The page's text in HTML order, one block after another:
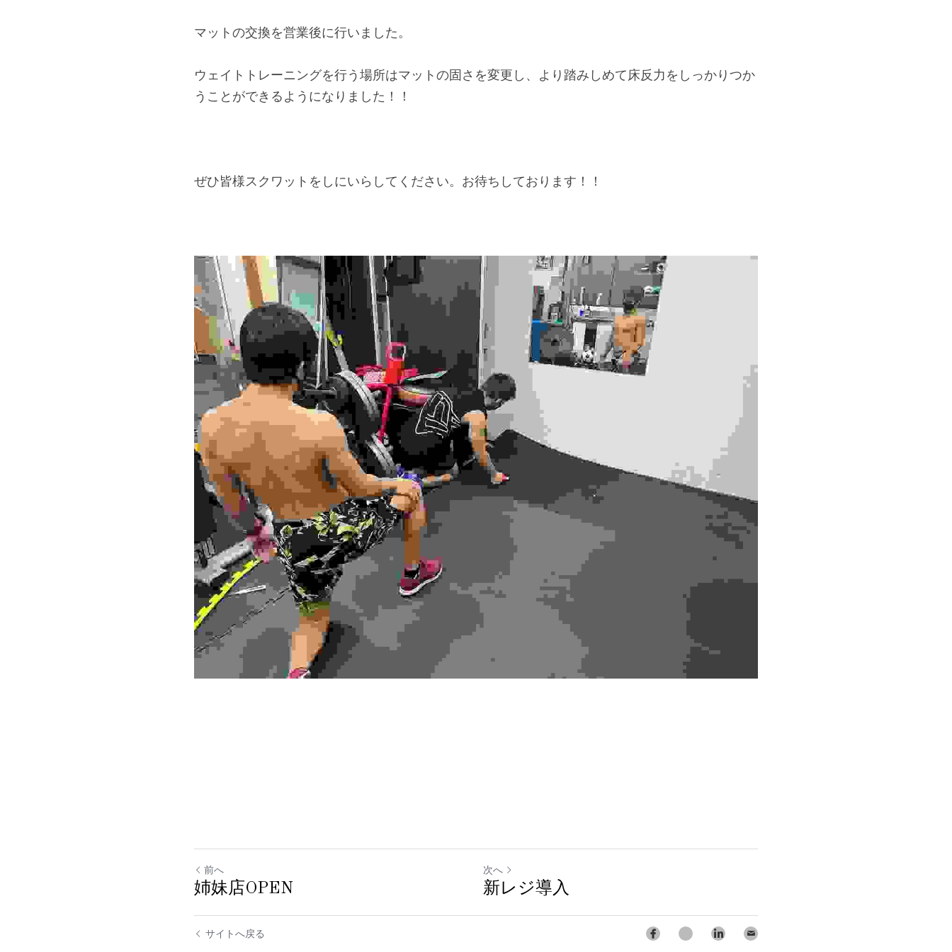
マットの交換を営業後に行いました。
ウェイトトレーニングを行う場所はマットの固さを変更し、より踏みしめて床反力をしっかりつか
うことができるようになりました！！
ぜひ皆様スクワットをしにいらしてください。お待ちしております！！
前へ
姉妹店OPEN
次へ
新レジ導入
サイトへ戻る